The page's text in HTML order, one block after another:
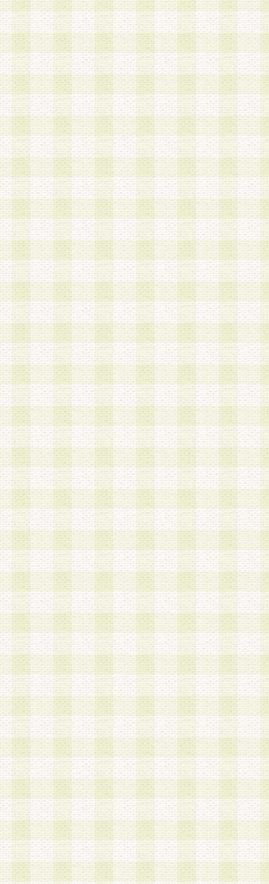
a.既に登録されている会員と同一のメールアドレ
録する場合
b.本サービスと同様のサービスを提供している企
業に従事していると思われる本人またはその家族
場合
c.その他当社が不適切と判断する場合
2.当社は、会員登録希望者を会員として承認する
した 場合、会員登録希望者による会員登録手続
による承認後の場合であっても、会員登録の取り
の抹消を、当社が適切と判 断する方法・手段に
とができるものとします。
3.会員登録希望者が18歳未満、成年被後見人、被
人 である場合は、親権者などの法定代理人の同
録を行うものとします。なお、義務教育学齢に該
者については、登録時に 当社が別途定める方法
権者による承認手続きを行うものとします。
第3条 会員の登録方法
1.会員登録手続きは、会員登録希望者本人が行う
る登録は一切認められないものとします。
2.会員登録希望者は、本規約に同意の後、当社指
画 面」において、当社が指定する必要事項を入
を行うものとします。当社は、会員登録を承認し
会員として本サービスを 受けるためのログイン
を付与します。
3.会員は、会員登録の際に申告する登録情報の全
いかなる虚偽の申告をも行ってはならないものと
4.会員は、複数のログインＩＤおよびパスワード
いものとします。
第4条 ログインIDおよびパスワードの管理
1.会員は、会員登録後、本サイト内にて本サービ
加する際には、前条に基づき当社から付与された
スワードを使用するものとします。
2.登録の際に当社が付与したログインIDおよびパ
の使用に関しては、全て会員本人がその責任を負
3.会員は、当社から付与されたログインIDおよび
貸与、名義変更、売買その他形態を問わず第三者
ならないものとします。
4.当社は、会員によるログインIDおよびパスワー
盗用など第三者の利用に伴う損害の発生について
き事由の有無、その他原因の如何を問わず、一切
のとします。
第5条 会員の登録情報
1.当社は、会員の登録情報に含まれる氏名・住所
アドレス等会員個人を識別できる情報を当社が別
シーポリシー
」に基づき適切に取り扱うものとし
は、当該個人情報を以下の各号に定める目的に利
す。なお、これら事項以外の目的で個人情報を利
かじめ会員の同意を得たうえで利用するものとし
a.本サービスの実施または運営
b.本サービスに係る謝礼、景品、調査サンプル品